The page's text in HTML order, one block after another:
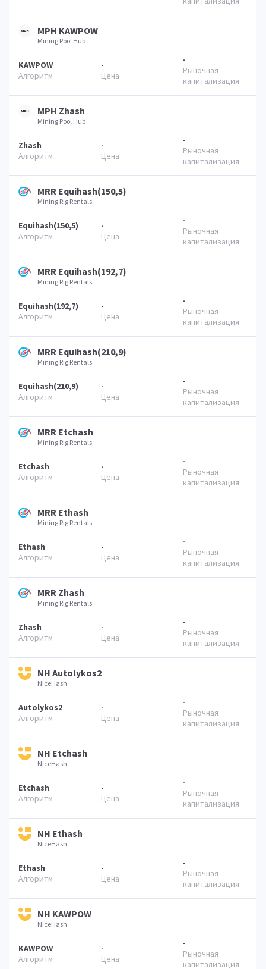
MPH KAWPOW
Mining Pool Hub
KAWPOW - -
MPH Zhash
Mining Pool Hub
Zhash - -
MRR Equihash(150,5)
Mining Rig Rentals
Equihash(150,5) - -
MRR Equihash(192,7)
Mining Rig Rentals
Equihash(192,7) - -
MRR Equihash(210,9)
Mining Rig Rentals
Equihash(210,9) - -
MRR Etchash
Mining Rig Rentals
Etchash - -
MRR Ethash
Mining Rig Rentals
Ethash - -
MRR Zhash
Mining Rig Rentals
Zhash - -
NH Autolykos2
NiceHash
Autolykos2 - -
NH Etchash
NiceHash
Etchash - -
NH Ethash
NiceHash
Ethash - -
NH KAWPOW
NiceHash
KAWPOW - -